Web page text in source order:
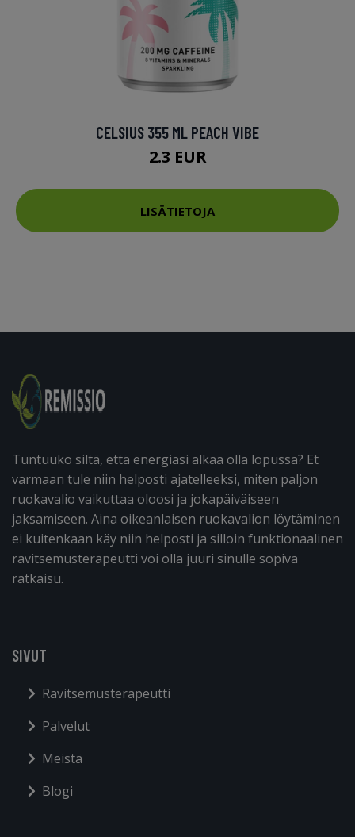
CELSIUS 355 ML PEACH VIBE
2.3 EUR
LISÄTIETOJA
Tuntuuko siltä, että energiasi alkaa olla lopussa? Et
varmaan tule niin helposti ajatelleeksi, miten paljon
ruokavalio vaikuttaa oloosi ja jokapäiväiseen
jaksamiseen. Aina oikeanlaisen ruokavalion löytäminen
ei kuitenkaan käy niin helposti ja silloin funktionaalinen
ravitsemusterapeutti voi olla juuri sinulle sopiva
ratkaisu.
SIVUT
Ravitsemusterapeutti
Palvelut
Meistä
Blogi